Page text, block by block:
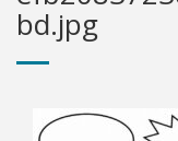
bd.jpg